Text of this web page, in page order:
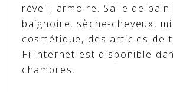
réveil, armoire. Salle de
baignoire, sèche-cheveux,
cosmétique, des articles de
Fi internet est disponible
chambres.